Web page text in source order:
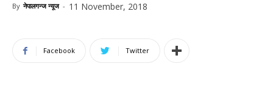
By नेपालगन्ज न्यूज - 11 November, 2018
Facebook Twitter